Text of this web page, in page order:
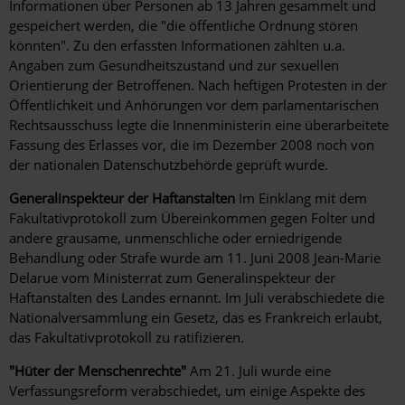
Informationen über Personen ab 13 Jahren gesammelt und
gespeichert werden, die "die öffentliche Ordnung stören
könnten". Zu den erfassten Informationen zählten u.a.
Angaben zum Gesundheitszustand und zur sexuellen
Orientierung der Betroffenen. Nach heftigen Protesten in der
Öffentlichkeit und Anhörungen vor dem parlamentarischen
Rechtsausschuss legte die Innenministerin eine überarbeitete
Fassung des Erlasses vor, die im Dezember 2008 noch von
der nationalen Datenschutzbehörde geprüft wurde.
Generalinspekteur der Haftanstalten Im Einklang mit dem
Fakultativprotokoll zum Übereinkommen gegen Folter und
andere grausame, unmenschliche oder erniedrigende
Behandlung oder Strafe wurde am 11. Juni 2008 Jean-Marie
Delarue vom Ministerrat zum Generalinspekteur der
Haftanstalten des Landes ernannt. Im Juli verabschiedete die
Nationalversammlung ein Gesetz, das es Frankreich erlaubt,
das Fakultativprotokoll zu ratifizieren.
"Hüter der Menschenrechte" Am 21. Juli wurde eine
Verfassungsreform verabschiedet, um einige Aspekte des